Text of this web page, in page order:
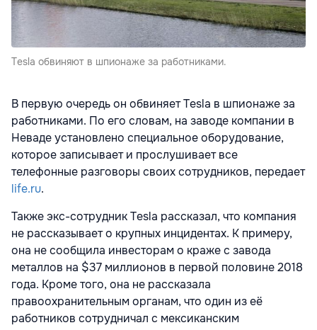
Tesla обвиняют в шпионаже за работниками.
В первую очередь он обвиняет Tesla в шпионаже за
работниками. По его словам, на заводе компании в
Неваде установлено специальное оборудование,
которое записывает и прослушивает все
телефонные разговоры своих сотрудников, передает
life.ru.
Также экс-сотрудник Tesla рассказал, что компания
не рассказывает о крупных инцидентах. К примеру,
она не сообщила инвесторам о краже с завода
металлов на $37 миллионов в первой половине 2018
года. Кроме того, она не рассказала
правоохранительным органам, что один из её
работников сотрудничал с мексиканским